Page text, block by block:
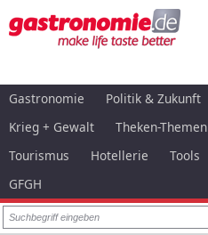
Gastronomie Politik & Zukunft
Krieg + Gewalt
Theken-Themen
Tourismus
Hotellerie Tools
GFGH